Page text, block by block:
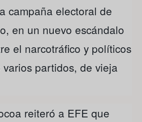
campaña electoral de
en un nuevo escándalo
el narcotráfico y políticos
partidos, de vieja
reiteró a EFE que